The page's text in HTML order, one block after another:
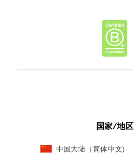
国家/地区
中国大陆（简体中文)